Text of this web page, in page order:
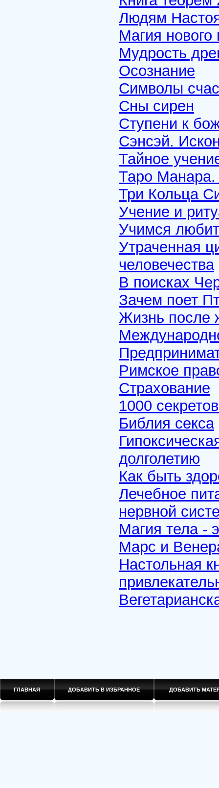
Людям
Магия нового
Мудрость
Осознание
Символы
Сны сирен
Ступени к
Сэнсэй.
Тайное
Таро
Три Кольца
Учение и
Учимся
Утраченная
человечества
В поисках
Зачем поет
Жизнь после
Римское
Страхование
1000
Библия секса
долголетию
Как быть
Лечебное
нервной
Магия тела -
Марс и
Настольная
ГЛАВНАЯ ДОБАВИТЬ В ИЗБРАННОЕ ДОБАВИТЬ